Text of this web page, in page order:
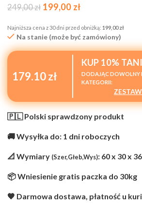
249,00zł 199,00 zł
Najniższa cena z 30 dni przed obniżką: 199,00zł
Na stanie (może być zamówiony)
179.10 zł
KUP 10%
DODAJĄC DOWOLNY
KATEGORII:
🇵🇱 Polski sprawdzony produkt
🚚 Wysyłka do: 1 dni roboczych
📐 Wymiary (Szer,Głeb,Wys): 60 x 30 x
📦 Wniesienie gratis paczka do 30kg
🧡 Darmowa dostawa, płatność u